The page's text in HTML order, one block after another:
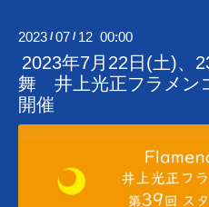
2023 /07 / 12 00:00
2023年7月22日(土)、
舞 井上光正フラメン
開催